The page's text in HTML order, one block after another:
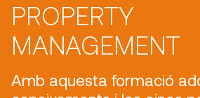
PROPERTY
MANAGEMENT
Amb aquesta formació